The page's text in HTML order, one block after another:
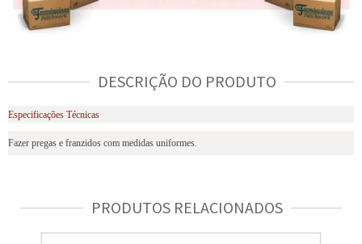
DESCRIÇÃO DO PRODUTO
Especificações Técnicas
Fazer pregas e franzidos com medidas uniformes.
PRODUTOS RELACIONADOS